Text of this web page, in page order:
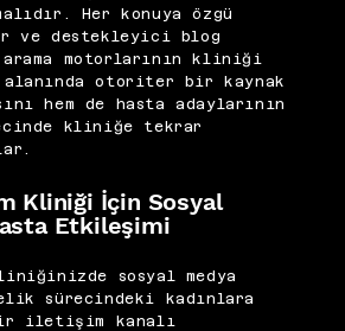
Her konuya özgü
ve destekleyici blog
arama motorlarının kliniği
alanında otoriter bir kaynak
hem de hasta adaylarının
kliniğe tekrar
Kliniği İçin Sosyal
Etkileşimi
sosyal medya
sürecindeki kadınlara
iletişim kanalı